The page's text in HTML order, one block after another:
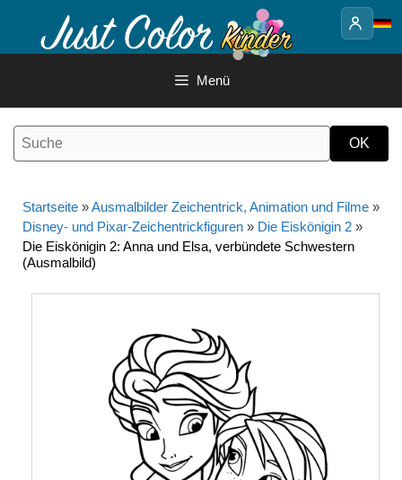
Inhalt
Menü
Startseite »Ausmalbilder Zeichentrick, Animation und Filme »
Disney- und Pixar-Zeichentrickfiguren » Die Eiskönigin 2 »
Die Eiskönigin 2: Anna und Elsa, verbündete Schwestern
(Ausmalbild)